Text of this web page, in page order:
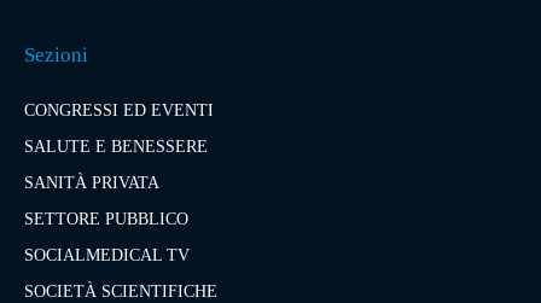
Sezioni
CONGRESSI ED EVENTI
SALUTE E BENESSERE
SANITÀ PRIVATA
SETTORE PUBBLICO
SOCIALMEDICAL TV
SOCIETÀ SCIENTIFICHE